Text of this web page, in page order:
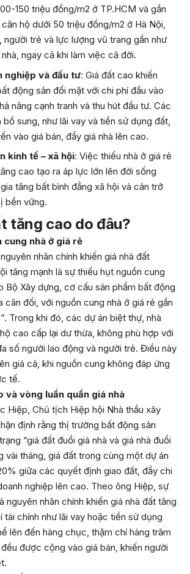
150 triệu đồng/m2 ở TP.HCM và gần
hộ dưới 50 triệu đồng/m2 ở Hà Nội,
người trẻ và lực lượng vũ trang gần như
ngay cả khi làm việc cả đời.
nghiệp và đầu tư: Giá đất cao khiến
động sản đối mặt với chi phí đầu vào
năng cạnh tranh và thu hút đầu tư. Các
bổ sung, như lãi vay và tiền sử dụng đất,
vào giá bán, đẩy giá nhà lên cao.
kinh tế – xã hội: Việc thiếu nhà ở giá rẻ
cao tạo ra áp lực lớn lên đời sống
tăng bất bình đẳng xã hội và cản trở
bền vững.
tăng cao do đâu?
cung nhà ở giá rẻ
nhân chính khiến giá nhà đất
tăng mạnh là sự thiếu hụt nguồn cung
Bộ Xây dựng, cơ cấu sản phẩm bất động
cân đối, với nguồn cung nhà ở giá rẻ gần
Trong khi đó, các dự án biệt thự, nhà
cao cấp lại dư thừa, không phù hợp với
số người lao động và người trẻ. Điều này
giá cả, khi nguồn cung không đáp ứng
tế.
và vòng luẩn quẩn giá nhà
Hiệp, Chủ tịch Hiệp hội Nhà thầu xây
định rằng thị trường bất động sản
“giá đất đuổi giá nhà và giá nhà đuổi
vài tháng, giá đất trong cùng một dự án
giữa các quyết định giao đất, đẩy chi
nghiệp lên cao. Theo ông Hiệp, sự
nguyên nhân chính khiến giá nhà đất tăng
tài chính như lãi vay hoặc tiền sử dụng
lên đến hàng chục, thậm chí hàng trăm
được cộng vào giá bán, khiến người